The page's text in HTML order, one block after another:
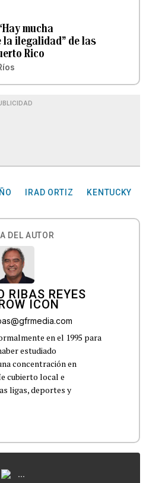
mucha
ilegalidad” de las
Rico
IRAD ORTIZ
KENTUCKY
DEL AUTOR
RIBAS REYES
en el 1995 para
estudiado
concentración en
cubierto local e
ligas, deportes y
...